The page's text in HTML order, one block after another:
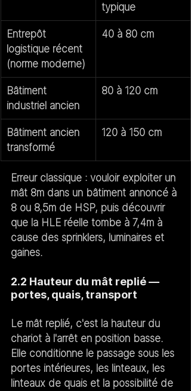
typique
Entrepôt
logistique récent
(norme moderne)
40 à 80 cm
Bâtiment
industriel ancien
80 à 120 cm
Bâtiment ancien
transformé
120 à 150 cm
Erreur classique : vouloir exploiter un
mât 8m dans un bâtiment annoncé à
8 ou 8,5m de HSP, puis découvrir
que la HLE réelle tombe à 7,4m à
cause des sprinklers, luminaires et
gaines.
2.2 Hauteur du mât replié —
portes, quais, transport
Le mât replié, c'est la hauteur du
chariot à l'arrêt en position basse.
Elle conditionne le passage sous les
portes intérieures, les linteaux, les
linteaux de quais et la possibilité de